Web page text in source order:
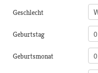
Geschlecht
Geburtstag
Geburtsmonat